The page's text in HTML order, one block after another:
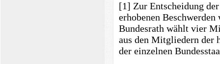
[1] Zur Entscheidung
erhobenen
Bundesrath wählt vier
aus den Mitgliedern der
der einzelnen